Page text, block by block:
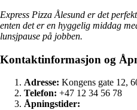
Express Pizza Ålesund er det
enten det er en hyggelig middag
lunsjpause på jobben.
Kontaktinformasjon og
Adresse: Kongens gate 12,
Telefon: +47 12 34 56 78
Åpningstider: